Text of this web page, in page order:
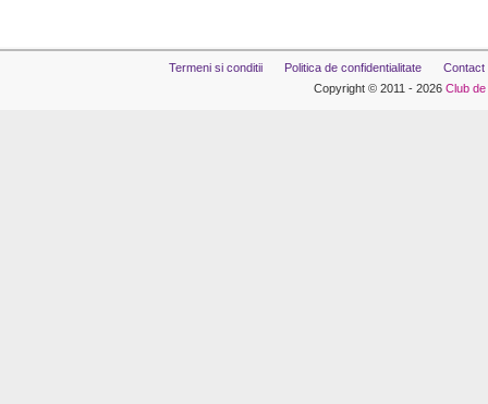
Termeni si conditii Politica de confidentialitate
Contact
Copyright © 2011 - 2026 Club